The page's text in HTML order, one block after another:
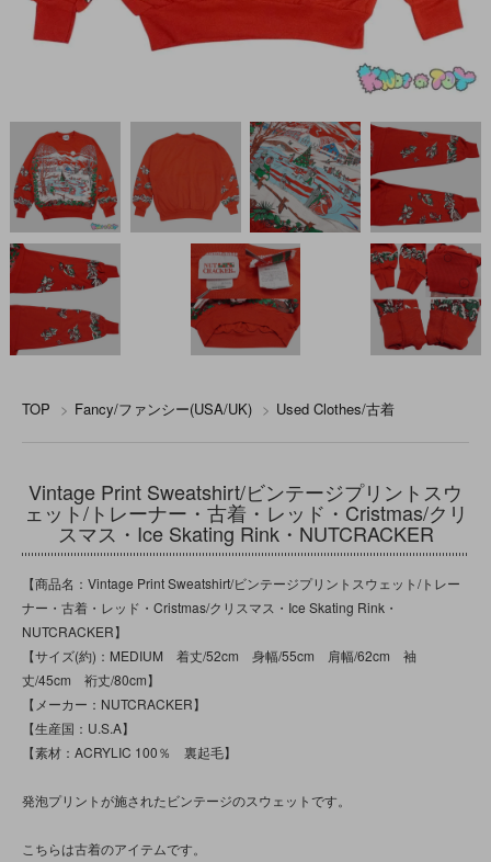
TOP > Fancy/ファンシー(USA/UK) > Used Clothes/古着
Vintage Print Sweatshirt/ビンテージプリントスウ
ェット/トレーナー・古着・レッド・Cristmas/クリ
スマス・Ice Skating Rink・NUTCRACKER
【商品名：Vintage Print Sweatshirt/ビンテージプリントスウェット/トレー
ナー・古着・レッド・Cristmas/クリスマス・Ice Skating Rink・
NUTCRACKER】
【サイズ(約)：MEDIUM 着丈/52cm 身幅/55cm 肩幅/62cm 袖
丈/45cm 裄丈/80cm】
【メーカー：NUTCRACKER】
【生産国：U.S.A】
【素材：ACRYLIC 100％ 裏起毛】
発泡プリントが施されたビンテージのスウェットです。
こちらは古着のアイテムです。